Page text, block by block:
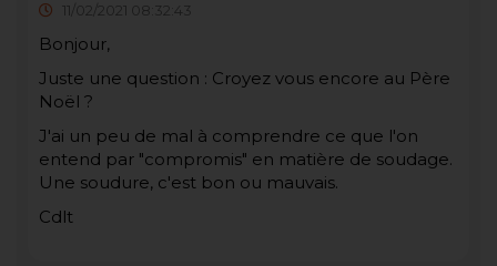
11/02/2021 08:32:43
Bonjour,
Juste une question : Croyez vous encore au Père
Noël ?
J'ai un peu de mal à comprendre ce que l'on
entend par "compromis" en matière de soudage.
Une soudure, c'est bon ou mauvais.
Cdlt